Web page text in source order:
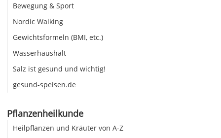
Bewegung & Sport
Nordic Walking
Gewichtsformeln (BMI, etc.)
Wasserhaushalt
Salz ist gesund und wichtig!
gesund-speisen.de
Pflanzenheilkunde
Heilpflanzen und Kräuter von A-Z